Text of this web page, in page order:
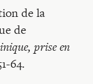
de la
de
prise en
64.